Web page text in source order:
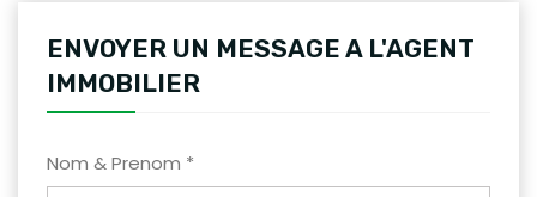
ENVOYER UN MESSAGE A L'AGENT
IMMOBILIER
Nom & Prenom *